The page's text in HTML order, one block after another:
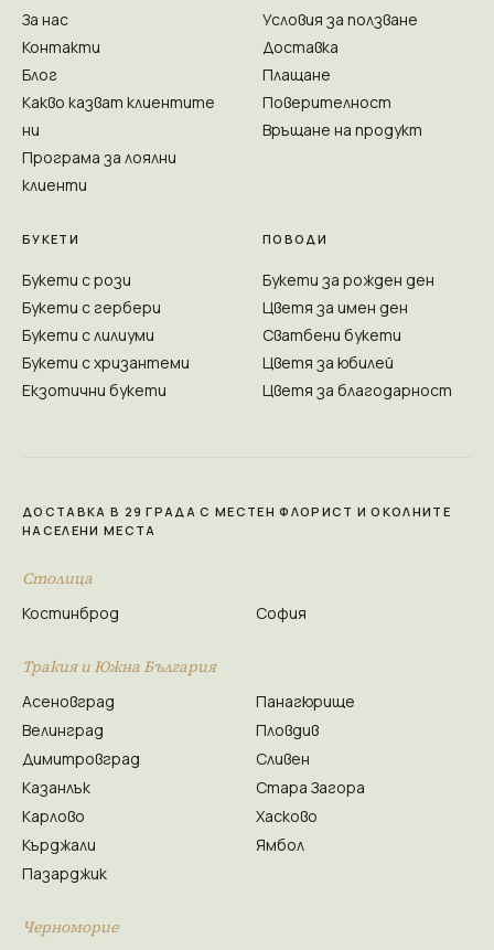
За нас
Контакти
Блог
Какво казват клиентите
ни
Програма за лоялни
клиенти
Условия за ползване
Доставка
Плащане
Поверителност
Връщане на продукт
БУКЕТИ
Букети с рози
Букети с гербери
Букети с лилиуми
Букети с хризантеми
Екзотични букети
ПОВОДИ
Букети за рожден ден
Цветя за имен ден
Сватбени букети
Цветя за юбилей
Цветя за благодарност
ДОСТАВКА В 29 ГРАДА С МЕСТЕН ФЛОРИСТ И ОКОЛНИТЕ
НАСЕЛЕНИ МЕСТА
Столица
Костинброд София
Тракия и Южна България
Асеновград
Велинград
Димитровград
Казанлък
Карлово
Кърджали
Пазарджик
Панагюрище
Пловдив
Сливен
Стара Загора
Хасково
Ямбол
Черноморие